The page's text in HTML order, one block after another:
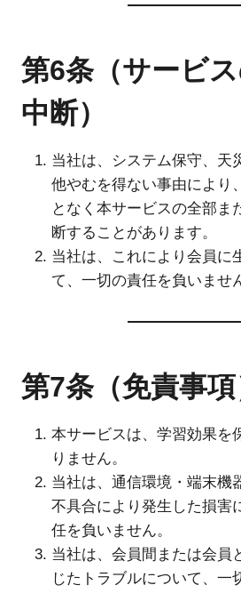
第6条（サービス
中断）
当社は、システム保守、天
他やむを得ない事由により
となく本サービスの全部ま
断することがあります。
当社は、これにより会員に
て、一切の責任を負いませ
第7条（免責事項
本サービスは、学習効果を
りません。
当社は、通信環境・端末機
不具合により発生した損害
任を負いません。
当社は、会員間または会員
じたトラブルについて、一